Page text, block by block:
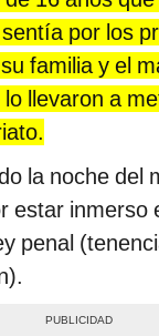
por los
familia y el
llevaron a
la noche del
estar inmerso
penal